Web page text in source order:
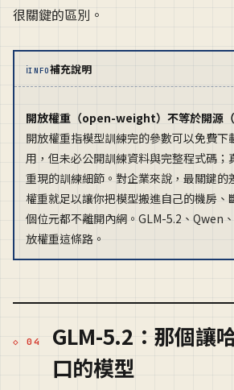
很關鍵的區別。
ℹINFO補充說明
開放權重（open-weight）不等於開源
開放權重指模型訓練完的參數可以免費下
用，但未必公開訓練資料與完整程式碼；
重現的訓練細節。對企業來說，最關鍵的
權重就足以讓你把模型搬進自己的機房、
個位元都不離開內網。GLM-5.2、Qwen
放權重這條路。
GLM-5.2：那個讓
口的模型